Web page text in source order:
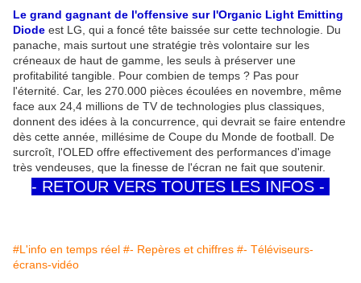
Le grand gagnant de l'offensive sur l'Organic Light Emitting
Diode est LG, qui a foncé tête baissée sur cette technologie. Du
panache, mais surtout une stratégie très volontaire sur les
créneaux de haut de gamme, les seuls à préserver une
profitabilité tangible. Pour combien de temps ? Pas pour
l'éternité. Car, les 270.000 pièces écoulées en novembre, même
face aux 24,4 millions de TV de technologies plus classiques,
donnent des idées à la concurrence, qui devrait se faire entendre
dès cette année, millésime de Coupe du Monde de football. De
surcroît, l'OLED offre effectivement des performances d'image
très vendeuses, que la finesse de l'écran ne fait que soutenir.
- RETOUR VERS TOUTES LES INFOS -
#L'info en temps réel #- Repères et chiffres #- Téléviseurs-
écrans-vidéo